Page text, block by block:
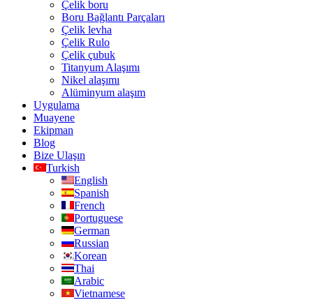
Çelik boru
Boru Bağlantı Parçaları
Çelik levha
Çelik Rulo
Çelik çubuk
Titanyum Alaşımı
Nikel alaşımı
Alüminyum alaşım
Uygulama
Muayene
Ekipman
Blog
Bize Ulaşın
Turkish
English
Spanish
French
Portuguese
German
Russian
Korean
Thai
Arabic
Vietnamese